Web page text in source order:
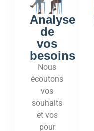
Analyse
de
vos
besoins
Nous
écoutons
vos
souhaits
et vos
pour